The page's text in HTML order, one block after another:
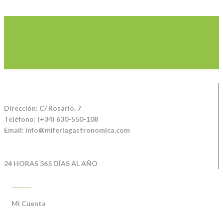
Dirección: C/ Rosario, 7
Teléfono: (+34) 630-550-108
Email: info@miferiagastronomica.com
24 HORAS 365 DÍAS AL AÑO
Mi Cuenta